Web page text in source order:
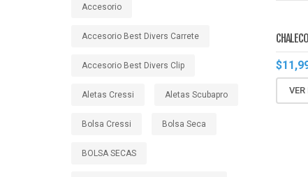
$
VER
Accesorio
Accesorio Best Divers Carrete
Accesorio Best Divers Clip
Aletas Cressi Aletas Scubapro
Bolsa Cressi Bolsa Seca
BOLSA SECAS